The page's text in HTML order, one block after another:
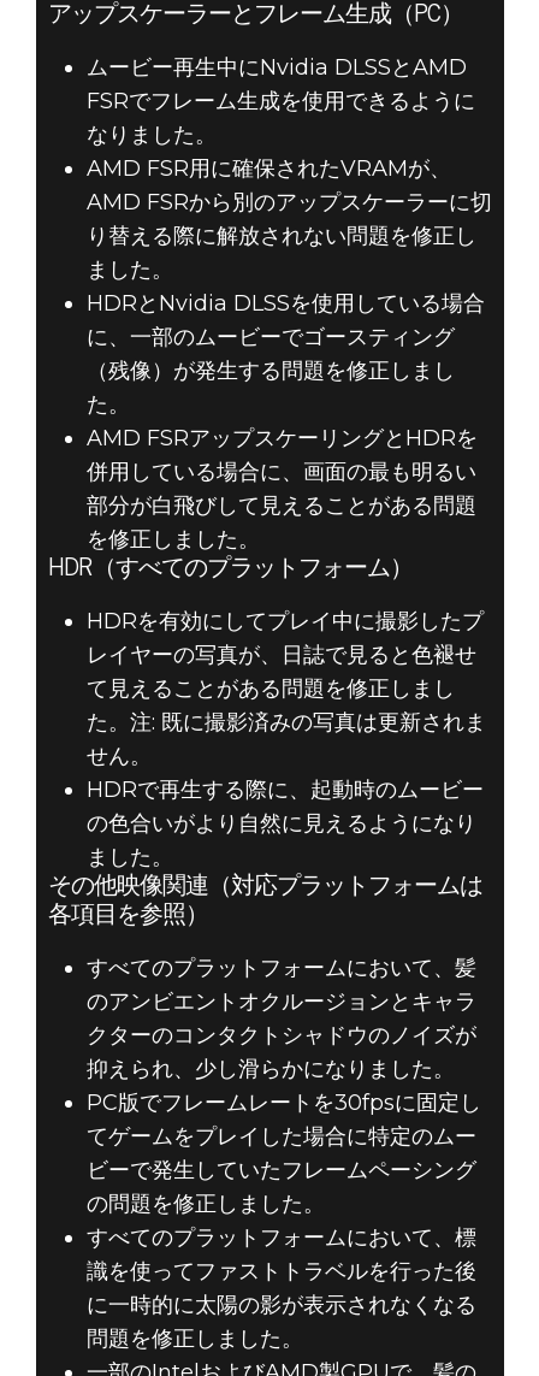
アップスケーラーとフレーム生成（PC）
ムービー再生中にNvidia DLSSとAMD
FSRでフレーム生成を使用できるように
なりました。
AMD FSR用に確保されたVRAMが、
AMD FSRから別のアップスケーラーに切
り替える際に解放されない問題を修正し
ました。
HDRとNvidia DLSSを使用している場合
に、一部のムービーでゴースティング
（残像）が発生する問題を修正しまし
た。
AMD FSRアップスケーリングとHDRを
併用している場合に、画面の最も明るい
部分が白飛びして見えることがある問題
を修正しました。
HDR（すべてのプラットフォーム）
HDRを有効にしてプレイ中に撮影したプ
レイヤーの写真が、日誌で見ると色褪せ
て見えることがある問題を修正しまし
た。注: 既に撮影済みの写真は更新されま
せん。
HDRで再生する際に、起動時のムービー
の色合いがより自然に見えるようになり
ました。
その他映像関連（対応プラットフォームは
各項目を参照）
すべてのプラットフォームにおいて、髪
のアンビエントオクルージョンとキャラ
クターのコンタクトシャドウのノイズが
抑えられ、少し滑らかになりました。
PC版でフレームレートを30fpsに固定し
てゲームをプレイした場合に特定のムー
ビーで発生していたフレームペーシング
の問題を修正しました。
すべてのプラットフォームにおいて、標
識を使ってファストトラベルを行った後
に一時的に太陽の影が表示されなくなる
問題を修正しました。